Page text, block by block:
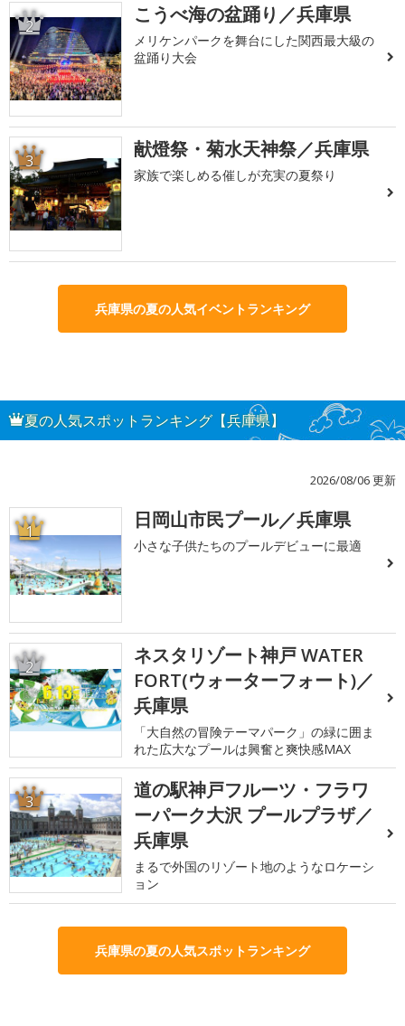
2 こうべ海の盆踊り／兵庫県
メリケンパークを舞台にした関西最大級の
盆踊り大会
3 献燈祭・菊水天神祭／兵庫県
家族で楽しめる催しが充実の夏祭り
兵庫県の夏の人気イベントランキング
夏の人気スポットランキング【兵庫県】
2026/08/06 更新
1 日岡山市民プール／兵庫県
小さな子供たちのプールデビューに最適
2
ネスタリゾート神戸 WATER
FORT(ウォーターフォート)／
兵庫県
「大自然の冒険テーマパーク」の緑に囲ま
れた広大なプールは興奮と爽快感MAX
3
道の駅神戸フルーツ・フラワ
ーパーク大沢 プールプラザ／
兵庫県
まるで外国のリゾート地のようなロケーシ
ョン
兵庫県の夏の人気スポットランキング